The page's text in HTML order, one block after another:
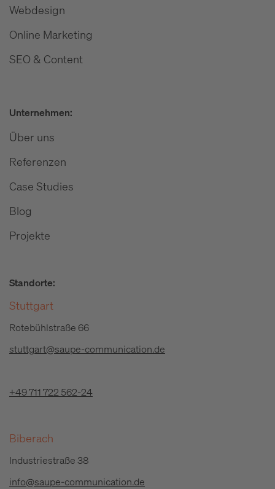
Webdesign
Online Marketing
SEO & Content
Unternehmen:
Über uns
Referenzen
Case Studies
Blog
Projekte
Standorte:
Stuttgart
Rotebühlstraße 66
stuttgart@saupe-communication.de
+49 711 722 562-24
Biberach
Industriestraße 38
info@saupe-communication.de